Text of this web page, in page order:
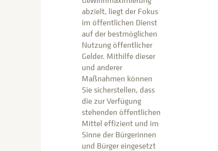
abzielt, liegt der Fokus
im öffentlichen Dienst
auf der bestmöglichen
Nutzung öffentlicher
Gelder. Mithilfe dieser
und anderer
Maßnahmen können
Sie sicherstellen, dass
die zur Verfügung
stehenden öffentlichen
Mittel effizient und im
Sinne der Bürgerinnen
und Bürger eingesetzt